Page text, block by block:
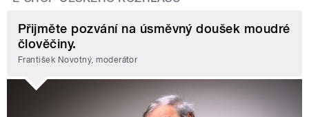
Přijměte pozvání na úsměvný doušek moudré
člověčiny.
František Novotný, moderátor